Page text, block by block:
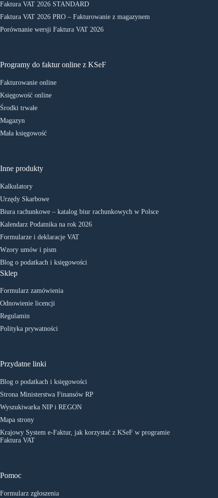
Faktura VAT 2026 STANDARD
Faktura VAT 2026 PRO – Fakturowanie z magazynem
Porównanie wersji Faktura VAT 2026
Programy do faktur online z KSeF
Fakturowanie online
Księgowość online
Środki trwałe
Magazyn
Mała księgowość
Inne produkty
Kalkulatory
Urzędy Skarbowe
Biura rachunkowe – katalog biur rachunkowych w Polsce
Kalendarz Podatnika na rok 2026
Formularze i deklaracje VAT
Wzory umów i pism
Blog o podatkach i księgowości
Sklep
Formularz zamówienia
Odnowienie licencji
Regulamin
Polityka prywatności
Przydatne linki
Blog o podatkach i księgowości
Strona Ministerstwa Finansów RP
Wyszukiwarka NIP i REGON
Mapa strony
Krajowy System e-Faktur, jak korzystać z KSeF w programie
Faktura VAT
Pomoc
Formularz zgłoszenia